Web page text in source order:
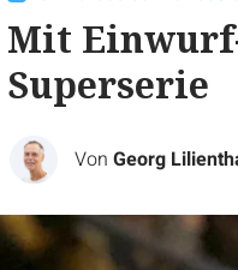
Mit
Superserie
Von Georg